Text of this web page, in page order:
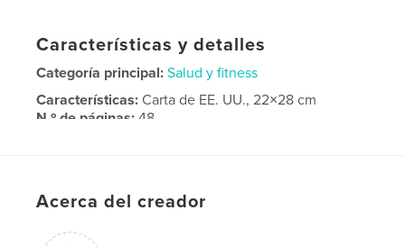
Características y detalles
Categoría principal: Salud y fitness
Características:Carta de EE. UU., 22×28 cm
N.º de páginas:48
Palabras clave
Acerca del creador